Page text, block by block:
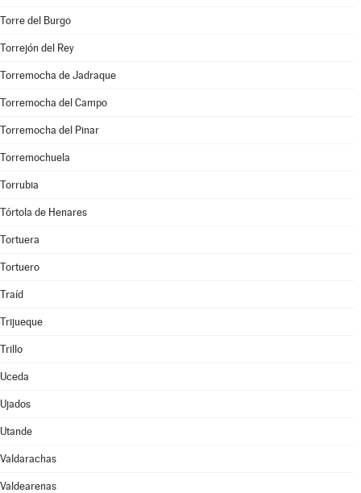
Torre del Burgo
Torrejón del Rey
Torremocha de Jadraque
Torremocha del Campo
Torremocha del Pinar
Torremochuela
Torrubia
Tórtola de Henares
Tortuera
Tortuero
Traíd
Trijueque
Trillo
Uceda
Ujados
Utande
Valdarachas
Valdearenas